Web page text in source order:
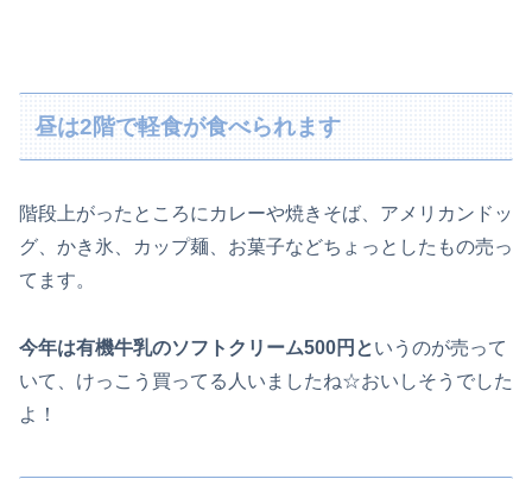
昼は2階で軽食が食べられます
階段上がったところにカレーや焼きそば、アメリカンドッ
グ、かき氷、カップ麺、お菓子などちょっとしたもの売っ
てます。
今年は有機牛乳のソフトクリーム500円というのが売って
いて、けっこう買ってる人いましたね☆おいしそうでした
よ！